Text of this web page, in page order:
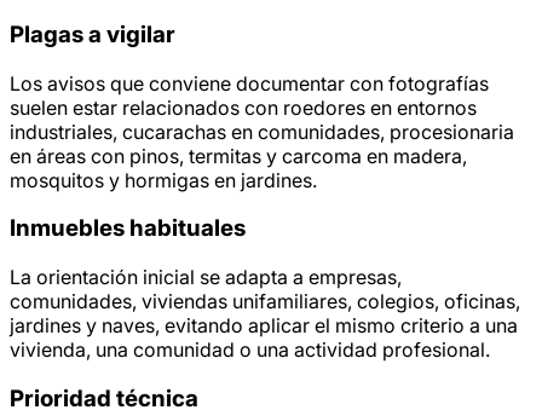
Plagas a vigilar
Los avisos que conviene documentar con fotografías
suelen estar relacionados con roedores en entornos
industriales, cucarachas en comunidades, procesionaria
en áreas con pinos, termitas y carcoma en madera,
mosquitos y hormigas en jardines.
Inmuebles habituales
La orientación inicial se adapta a empresas,
comunidades, viviendas unifamiliares, colegios, oficinas,
jardines y naves, evitando aplicar el mismo criterio a una
vivienda, una comunidad o una actividad profesional.
Prioridad técnica